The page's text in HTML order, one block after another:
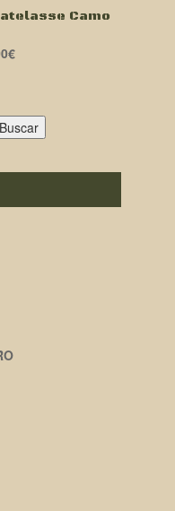
Camo
€El
es:
20,00€.
Buscar